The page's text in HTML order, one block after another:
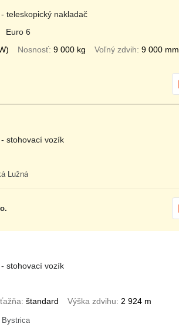
teleskopický nakladač
Euro 6
Nosnosť 9 000 kg Voľný zdvih 9 000 mm
stohovací vozík
Lužná
stohovací vozík
štandard Výška zdvihu 2 924 m
Bystrica